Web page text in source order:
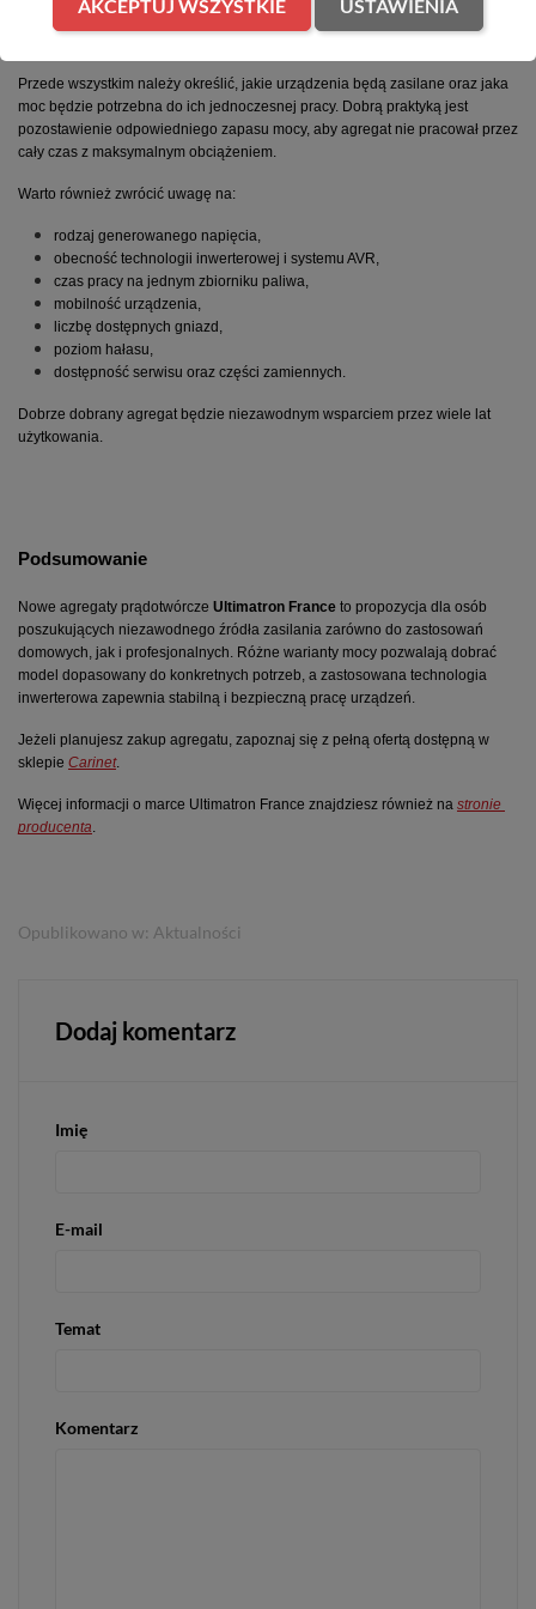
Przede wszystkim należy określić, jakie urządzenia będą zasilane oraz jaka
moc będzie potrzebna do ich jednoczesnej pracy. Dobrą praktyką jest
pozostawienie odpowiedniego zapasu mocy, aby agregat nie pracował przez
cały czas z maksymalnym obciążeniem.
Warto również zwrócić uwagę na:
rodzaj generowanego napięcia,
obecność technologii inwerterowej i systemu AVR,
czas pracy na jednym zbiorniku paliwa,
mobilność urządzenia,
liczbę dostępnych gniazd,
poziom hałasu,
dostępność serwisu oraz części zamiennych.
Dobrze dobrany agregat będzie niezawodnym wsparciem przez wiele lat
użytkowania.
Podsumowanie
Nowe agregaty prądotwórcze Ultimatron France to propozycja dla osób
poszukujących niezawodnego źródła zasilania zarówno do zastosowań
domowych, jak i profesjonalnych. Różne warianty mocy pozwalają dobrać
model dopasowany do konkretnych potrzeb, a zastosowana technologia
inwerterowa zapewnia stabilną i bezpieczną pracę urządzeń.
Jeżeli planujesz zakup agregatu, zapoznaj się z pełną ofertą dostępną w
sklepie Carinet.
Więcej informacji o marce Ultimatron France znajdziesz również na stronie
producenta
Opublikowano w: Aktualności
Dodaj komentarz
Imię
E-mail
Temat
Komentarz
AKCEPTUJ WSZYSTKIE USTAWIENIA